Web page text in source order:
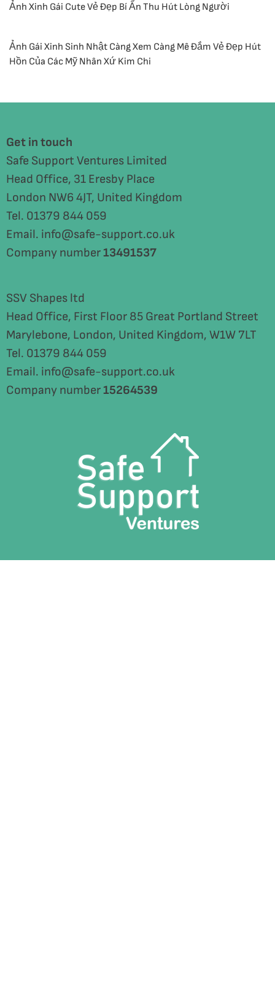
Ảnh Xinh Gái Cute Vẻ Đẹp Bí Ẩn Thu Hút Lòng Người
Ảnh Gái Xinh Sinh Nhật Càng Xem Càng Mê Đắm Vẻ Đẹp Hút
Hồn Của Các Mỹ Nhân Xứ Kim Chi
Get in touch
Safe Support Ventures Limited
Head Office, 31 Eresby Place
London NW6 4JT, United Kingdom
Tel. 01379 844 059
Email. info@safe-support.co.uk
Company number13491537
SSV Shapes ltd
Head Office, First Floor 85 Great Portland Street
Marylebone, London, United Kingdom, W1W 7LT
Tel. 01379 844 059
Email. info@safe-support.co.uk
Company number15264539